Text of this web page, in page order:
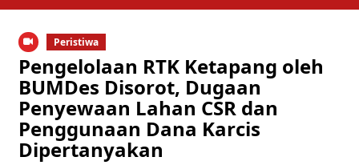
Peristiwa
Pengelolaan RTK Ketapang oleh
BUMDes Disorot, Dugaan
Penyewaan Lahan CSR dan
Penggunaan Dana Karcis
Dipertanyakan